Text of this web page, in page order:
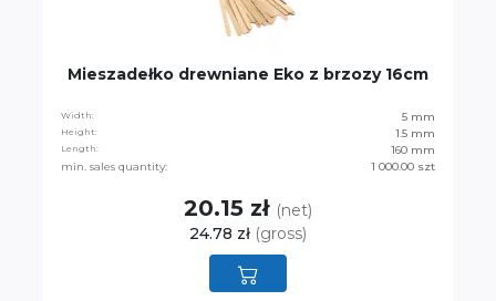
Mieszadełko drewniane Eko z brzozy 16cm
Width: 5 mm
Height: 1.5 mm
Length:
160 mm
min. sales quantity:
1 000.00 szt
20.15 zł (net)
24.78 zł (gross)